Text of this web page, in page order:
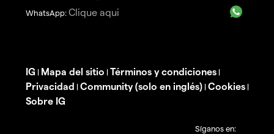
WhatsApp: Clique aqui
IG | Mapa del sitio | Términos y condiciones |
Privacidad | Community (solo en inglés) | Cookies |
Sobre IG
Síganos en: